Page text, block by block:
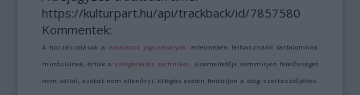
https://kulturpart.hu/api/trackback/id/7857580
Kommentek:
A hozzászólások avonatkozó jogszabályok értelmében felhasználói tartalomnak
minősülnek, értük a szolgáltatás technikai üzemeltetője semmilyen felelősséget
nem vállal, azokat nem ellenőrzi. Kifogás esetén forduljon a blog szerkesztőjéhez.